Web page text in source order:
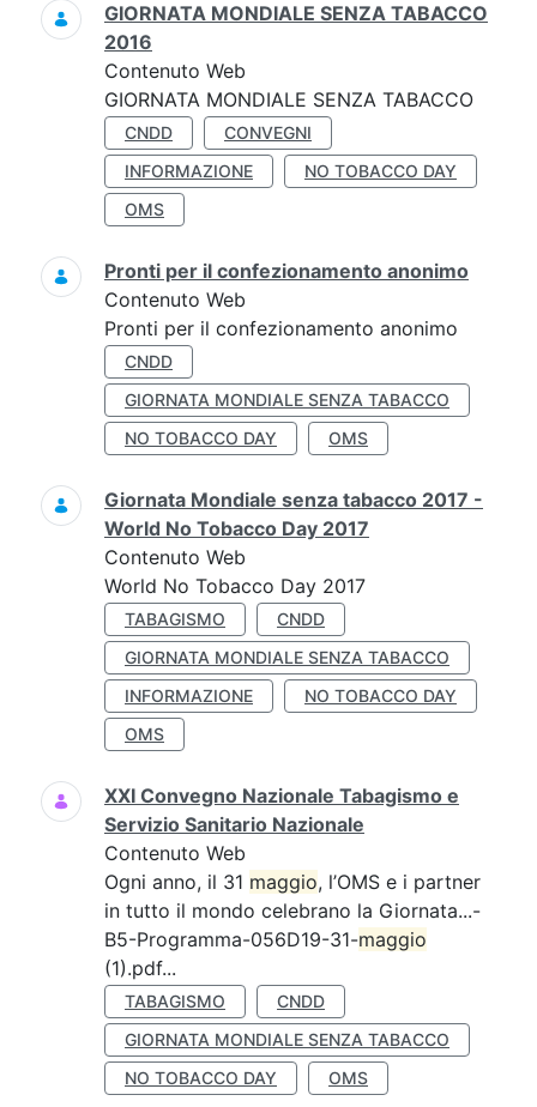
GIORNATA MONDIALE SENZA TABACCO
2016
Contenuto Web
GIORNATA MONDIALE SENZA TABACCO
CNDD
CONVEGNI
INFORMAZIONE
NO TOBACCO DAY
OMS
Pronti per il confezionamento anonimo
Contenuto Web
Pronti per il confezionamento anonimo
CNDD
GIORNATA MONDIALE SENZA TABACCO
NO TOBACCO DAY
OMS
Giornata Mondiale senza tabacco 2017 -
World No Tobacco Day 2017
Contenuto Web
World No Tobacco Day 2017
TABAGISMO
CNDD
GIORNATA MONDIALE SENZA TABACCO
INFORMAZIONE
NO TOBACCO DAY
OMS
XXI Convegno Nazionale Tabagismo e
Servizio Sanitario Nazionale
Contenuto Web
Ogni anno, il 31 maggio, l’OMS e i partner
in tutto il mondo celebrano la Giornata...-
B5-Programma-056D19-31-maggio
(1).pdf...
TABAGISMO
CNDD
GIORNATA MONDIALE SENZA TABACCO
NO TOBACCO DAY
OMS